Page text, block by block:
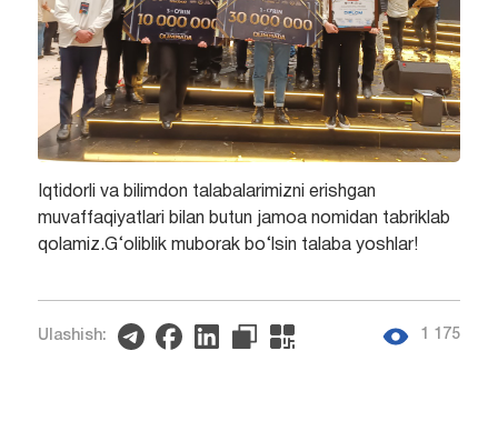
Iqtidorli va bilimdon talabalarimizni erishgan
muvaffaqiyatlari bilan butun jamoa nomidan tabriklab
qolamiz.G‘oliblik muborak bo‘lsin talaba yoshlar!
Ulashish: 1 175